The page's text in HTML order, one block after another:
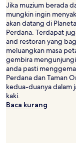
Jika muzium berada
mungkin ingin
akan datang di
Perdana. Terdapat
and restoran yang
meluangkan masa
gembira
anda pasti
Perdana dan Taman
kedua-duanya dalam
kaki.
Baca kurang